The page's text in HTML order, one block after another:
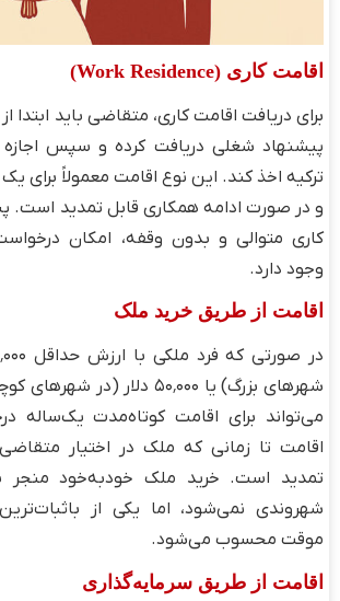
اقامت کاری (Work Residence)
برای دریافت اقامت کاری، متقاضی باید ابتدا
پیشنهاد شغلی دریافت کرده و سپس اجازه
ترکیه اخذ کند. این نوع اقامت معمولاً برای
کاری متوالی و بدون وقفه، امکان
وجود دارد.
اقامت از طریق خرید ملک
شهرهای بزرگ) یا ۵۰٬۰۰۰ دلار
می‌تواند برای اقامت کوتاه‌مدت یک‌ساله
اقامت تا زمانی که ملک در اختیار متقاضی
تمدید است. خرید ملک خودبه‌خود منجر
شهروندی نمی‌شود، اما یکی از
موقت محسوب می‌شود.
اقامت از طریق سرمایه‌گذاری